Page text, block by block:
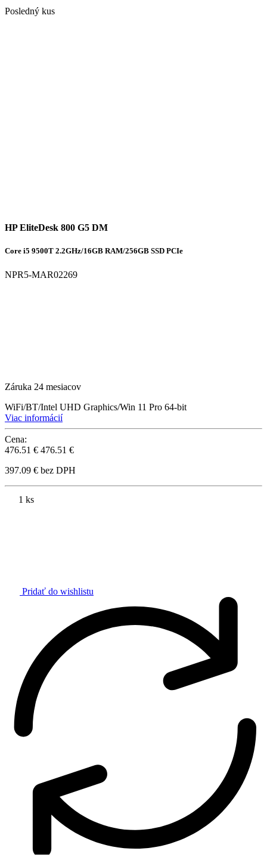
Posledný kus
HP EliteDesk 800 G5 DM
Core i5 9500T 2.2GHz/16GB RAM/256GB SSD PCIe
NPR5-MAR02269
Záruka 24 mesiacov
WiFi/BT/Intel UHD Graphics/Win 11 Pro 64-bit
Viac informácií
Cena:
476.51 € 476.51 €
397.09 € bez DPH
1 ks
Pridať do wishlistu